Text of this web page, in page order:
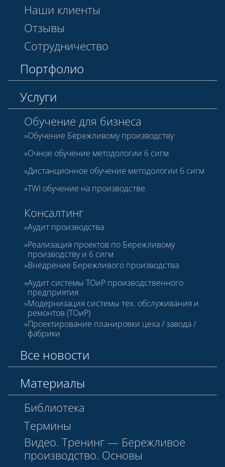
Наши клиенты
Отзывы
Сотрудничество
Портфолио
Услуги
Обучение для бизнеса
Обучение Бережливому производству
Очное обучение методологии 6 сигм
Дистанционное обучение методологии 6 сигм
TWI обучение на производстве
Консалтинг
Аудит производства
Реализация проектов по Бережливому
производству и 6 сигм
Внедрение Бережливого производства
Аудит системы ТОиР производственного
предприятия
Модернизация системы тех. обслуживания и
ремонтов (ТОиР)
Проектирование планировки цеха / завода /
фабрики
Все новости
Материалы
Библиотека
Термины
Видео. Тренинг — Бережливое
производство. Основы